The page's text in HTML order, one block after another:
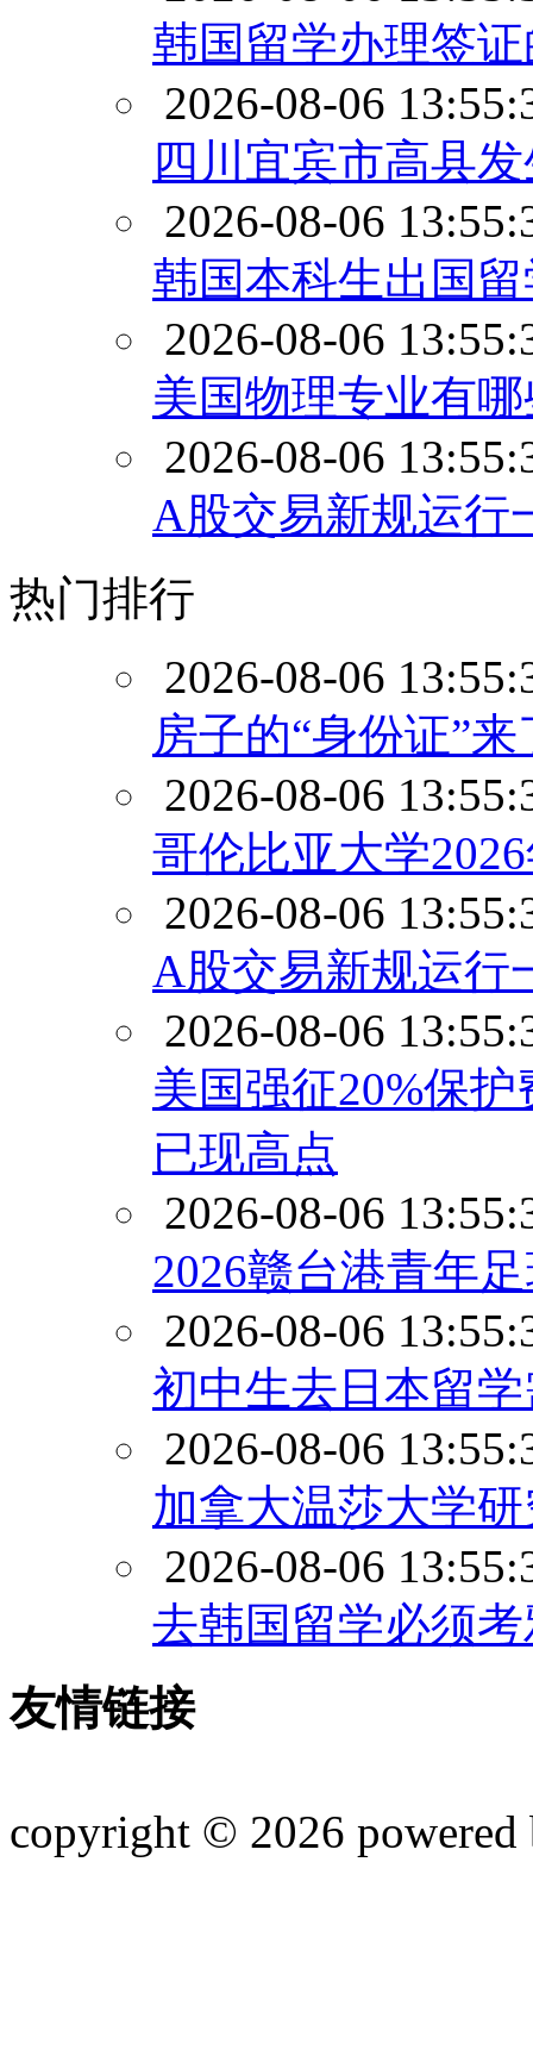
韩国留学办理签
2026-08-06
四川宜宾市高县
2026-08-06
韩国本科生出国
2026-08-06
美国物理专业有
2026-08-06
A股交易新规运行
热门排行
2026-08-06
房子的“身份证”
2026-08-06
哥伦比亚大学
2026-08-06
A股交易新规运行
2026-08-06
美国强征20%保
已现高点
2026-08-06
2026赣台港青年
2026-08-06
初中生去日本留
2026-08-06
加拿大温莎大学
2026-08-06
去韩国留学必须
友情链接
copyright © 2026